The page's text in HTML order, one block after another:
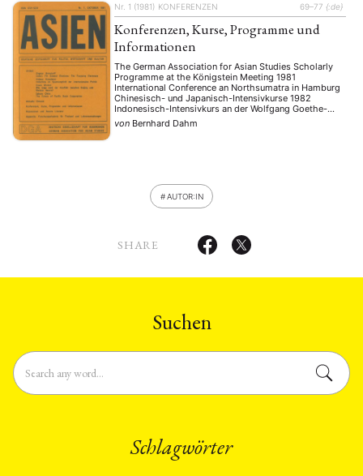
Nr. 1 (1981) KONFERENZEN 69–77 {:de}
Konferenzen, Kurse, Programme und
Informationen
The German Association for Asian Studies Scholarly
Programme at the Königstein Meeting 1981
International Conference an Northsumatra in Hamburg
Chinesisch- und Japanisch-Intensivkurse 1982
Indonesisch-Intensivkurs an der Wolfgang Goethe-
Universität Research Symposium Southeast Asia by
the Research Centre for Sociology of Development,
von Bernhard Dahm
AUTOR:IN
SHARE
Suchen
Schlagwörter